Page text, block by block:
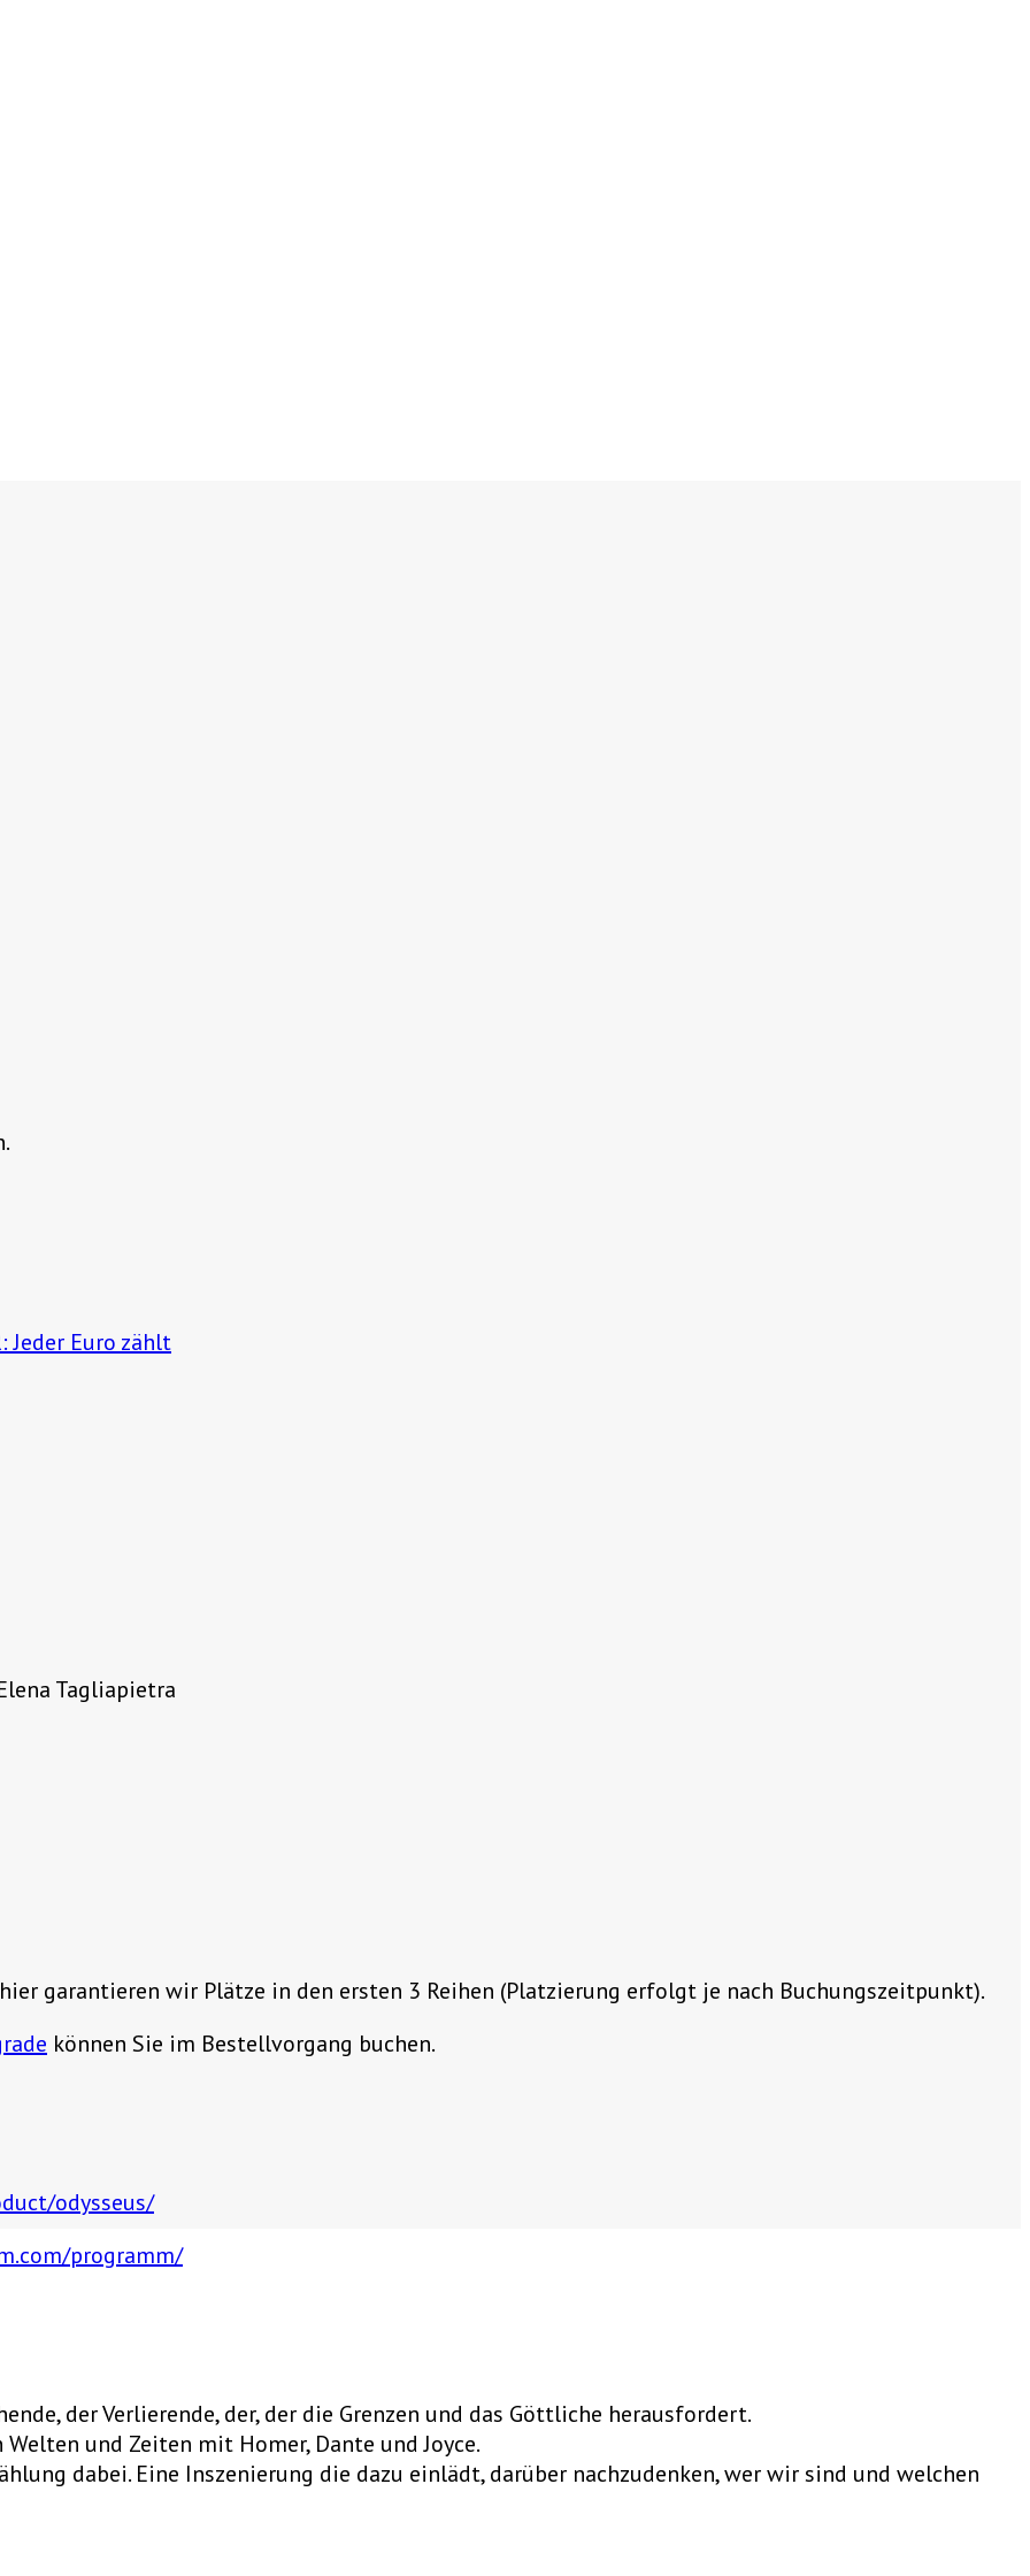
Jeder Euro zählt
Tagliapietra
garantieren wir Plätze in den ersten 3 Reihen (Platzierung erfolgt je nach Buchungszeitpunkt).
können Sie im Bestellvorgang buchen.
odysseus/
programm/
der Verlierende, der, der die Grenzen und das Göttliche herausfordert.
und Zeiten mit Homer, Dante und Joyce.
dabei. Eine Inszenierung die dazu einlädt, darüber nachzudenken, wer wir sind und welchen